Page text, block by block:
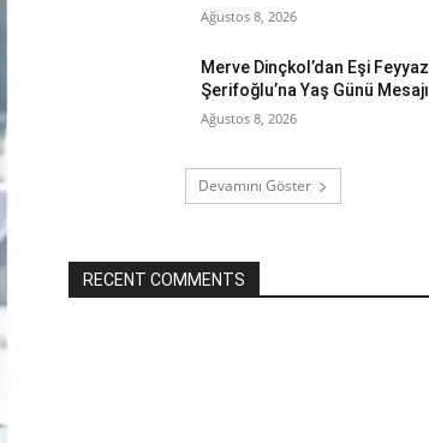
Ağustos 8, 2026
Merve Dinçkol’dan Eşi Feyyaz
Şerifoğlu’na Yaş Günü Mesajı
Ağustos 8, 2026
Devamını Göster
RECENT COMMENTS